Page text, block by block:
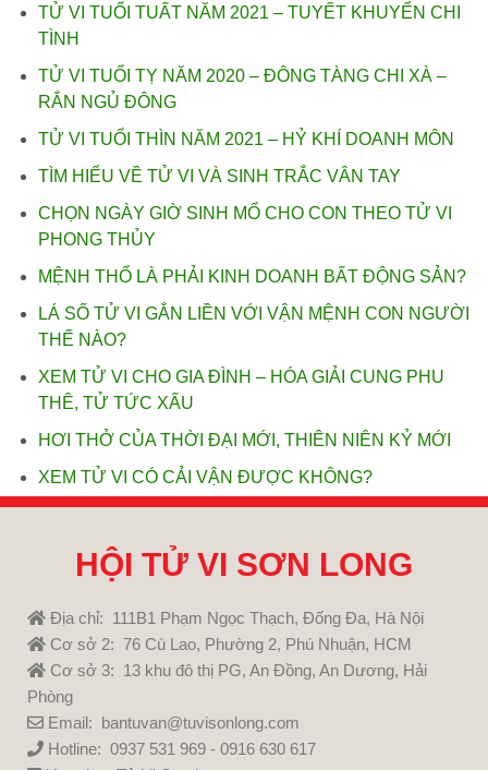
TỬ VI TUỔI TUẤT NĂM 2021 – TUYẾT KHUYỂN CHI
TÌNH
TỬ VI TUỔI TỴ NĂM 2020 – ĐÔNG TÀNG CHI XÀ –
RẮN NGỦ ĐÔNG
TỬ VI TUỔI THÌN NĂM 2021 – HỶ KHÍ DOANH MÔN
TÌM HIỂU VỀ TỬ VI VÀ SINH TRẮC VÂN TAY
CHỌN NGÀY GIỜ SINH MỔ CHO CON THEO TỬ VI
PHONG THỦY
MỆNH THỔ LÀ PHẢI KINH DOANH BẤT ĐỘNG SẢN?
LÁ SỐ TỬ VI GẮN LIỀN VỚI VẬN MỆNH CON NGƯỜI
THẾ NÀO?
XEM TỬ VI CHO GIA ĐÌNH – HÓA GIẢI CUNG PHU
THÊ, TỬ TỨC XẤU
HƠI THỞ CỦA THỜI ĐẠI MỚI, THIÊN NIÊN KỶ MỚI
XEM TỬ VI CÓ CẢI VẬN ĐƯỢC KHÔNG?
HỘI TỬ VI SƠN LONG
Địa chỉ: 111B1 Phạm Ngọc Thạch, Đống Đa, Hà Nội
Cơ sở 2: 76 Cù Lao, Phường 2, Phú Nhuận, HCM
Cơ sở 3: 13 khu đô thị PG, An Đồng, An Dương, Hải
Phòng
Email: bantuvan@tuvisonlong.com
Hotline: 0937 531 969 - 0916 630 617